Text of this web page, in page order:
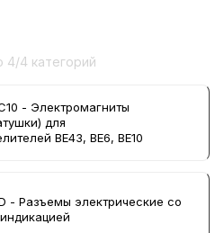
4/4 категорий
- Электромагниты
для
ВЕ43, ВЕ6, ВЕ10
- Разъемы электрические со